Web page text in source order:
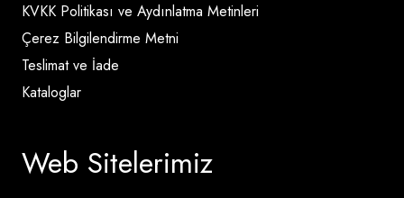
KVKK Politikası ve Aydınlatma Metinleri
Çerez Bilgilendirme Metni
Teslimat ve İade
Kataloglar
Web Sitelerimiz